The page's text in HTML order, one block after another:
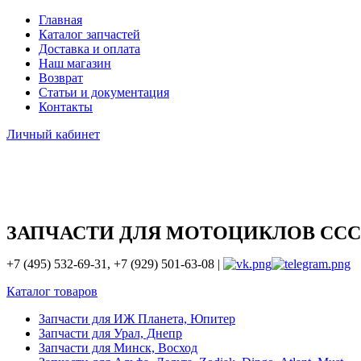
Главная
Каталог запчастей
Доставка и оплата
Наш магазин
Возврат
Статьи и документация
Контакты
Личный кабинет
ЗАПЧАСТИ ДЛЯ МОТОЦИКЛОВ
+7 (495) 532-69-31, +7 (929) 501-63-08 |
Каталог товаров
Запчасти для ИЖ Планета, Юпитер
Запчасти для Урал, Днепр
Запчасти для Минск, Восход